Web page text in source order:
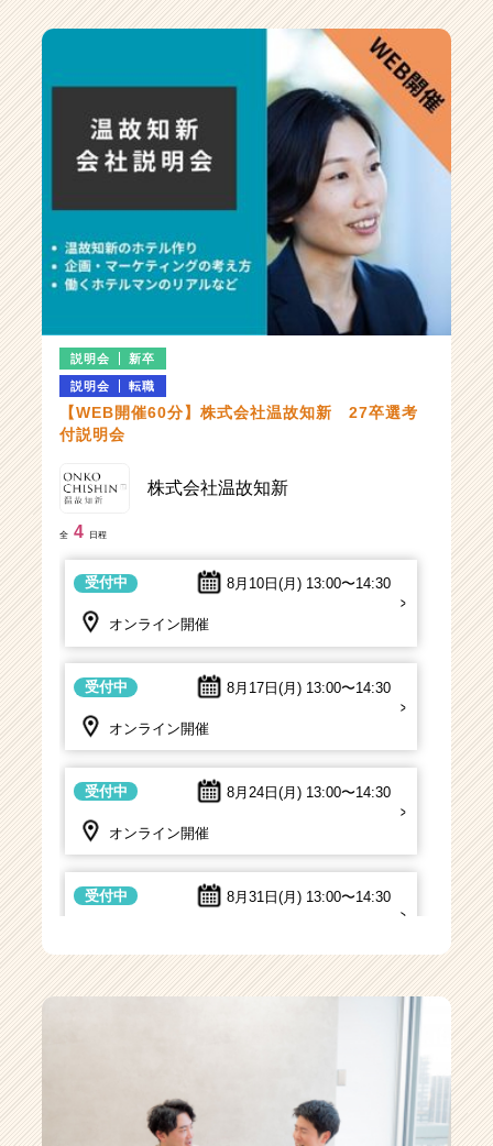
説明会 新卒
説明会 転職
【WEB開催60分】株式会社温故知新 27卒選考
付説明会
株式会社温故知新
全 4 日程
8月10日(月) 13:00〜14:30
受付中
オンライン開催
8月17日(月) 13:00〜14:30
受付中
オンライン開催
8月24日(月) 13:00〜14:30
受付中
オンライン開催
8月31日(月) 13:00〜14:30
受付中